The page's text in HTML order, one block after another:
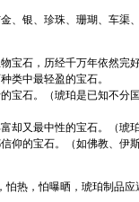
、银、珍珠、珊瑚、车渠
宝石，历经千万年依然完好
类中最轻盈的宝石。
宝石。（琥珀是已知不分
却又最中性的宝石。（琥
仰的宝石。（如佛教、伊
怕热，怕曝晒，琥珀制品